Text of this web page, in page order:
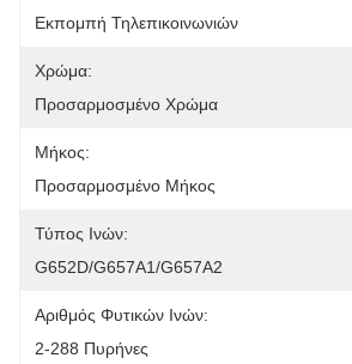
Εκπομπή Τηλεπικοινωνιών
Χρώμα:
Προσαρμοσμένο Χρώμα
Μήκος:
Προσαρμοσμένο Μήκος
Τύπος Ινών:
G652D/G657A1/G657A2
Αριθμός Φυτικών Ινών:
2-288 Πυρήνες